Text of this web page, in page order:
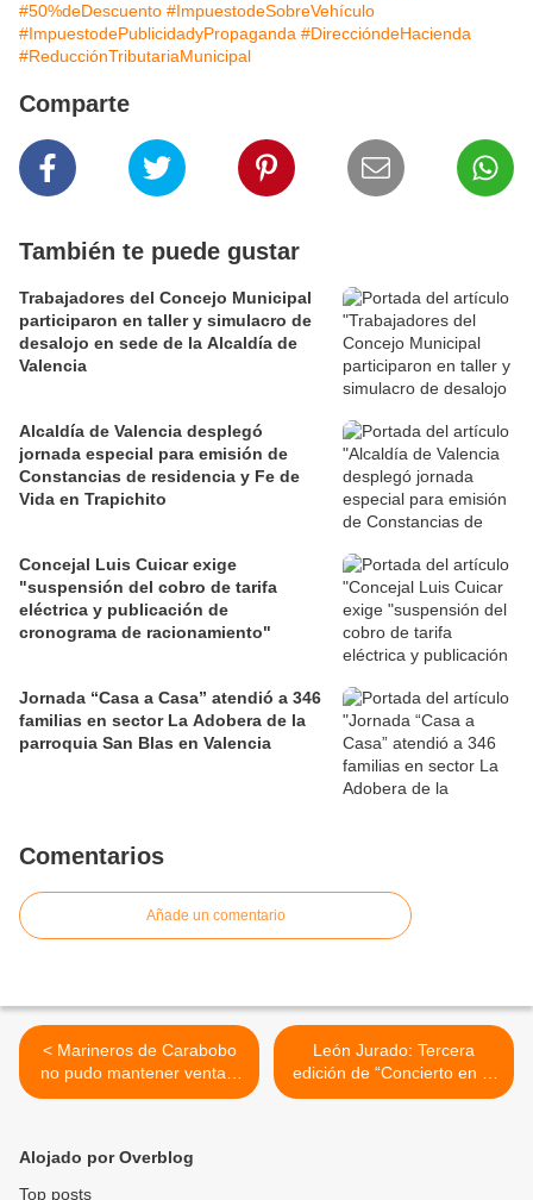
#50%deDescuento #ImpuestodeSobreVehículo
#ImpuestodePublicidadyPropaganda #DireccióndeHacienda
#ReducciónTributariaMunicipal
Comparte
También te puede gustar
Trabajadores del Concejo Municipal
participaron en taller y simulacro de
desalojo en sede de la Alcaldía de
Valencia
Alcaldía de Valencia desplegó
jornada especial para emisión de
Constancias de residencia y Fe de
Vida en Trapichito
Concejal Luis Cuicar exige
"suspensión del cobro de tarifa
eléctrica y publicación de
cronograma de racionamiento"
Jornada “Casa a Casa” atendió a 346
familias en sector La Adobera de la
parroquia San Blas en Valencia
Comentarios
Añade un comentario
< Marineros de Carabobo
no pudo mantener ventaja
ante Caciques de Distrito al
León Jurado: Tercera
edición de “Concierto en el
Parque” con Karina y
Alojado por Overblog
Top posts